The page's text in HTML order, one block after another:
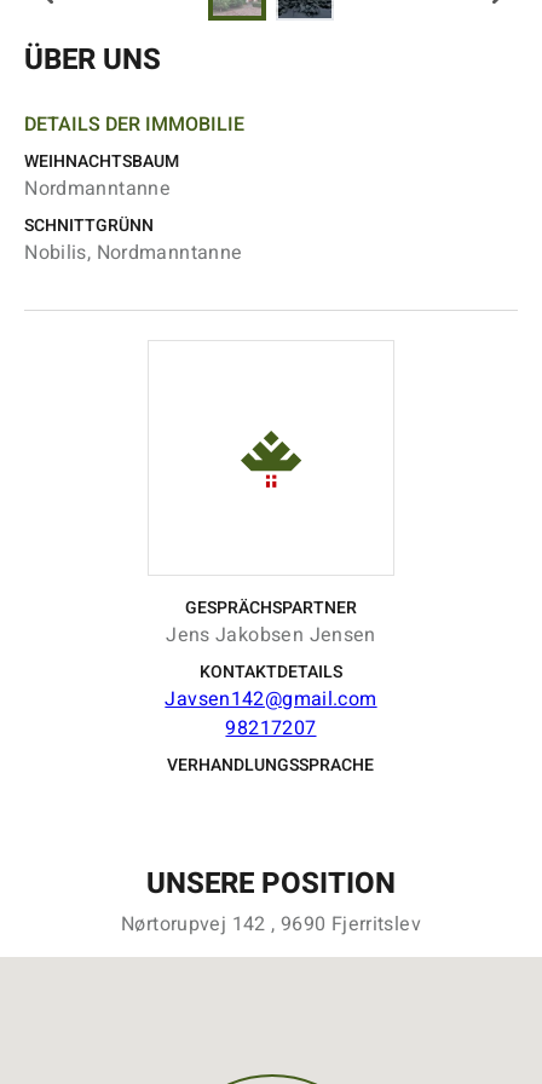
ÜBER UNS
DETAILS DER IMMOBILIE
WEIHNACHTSBAUM
Nordmanntanne
SCHNITTGRÜNN
Nobilis, Nordmanntanne
GESPRÄCHSPARTNER
Jens Jakobsen Jensen
KONTAKTDETAILS
Javsen142@gmail.com
98217207
VERHANDLUNGSSPRACHE
UNSERE POSITION
Nørtorupvej 142 , 9690 Fjerritslev